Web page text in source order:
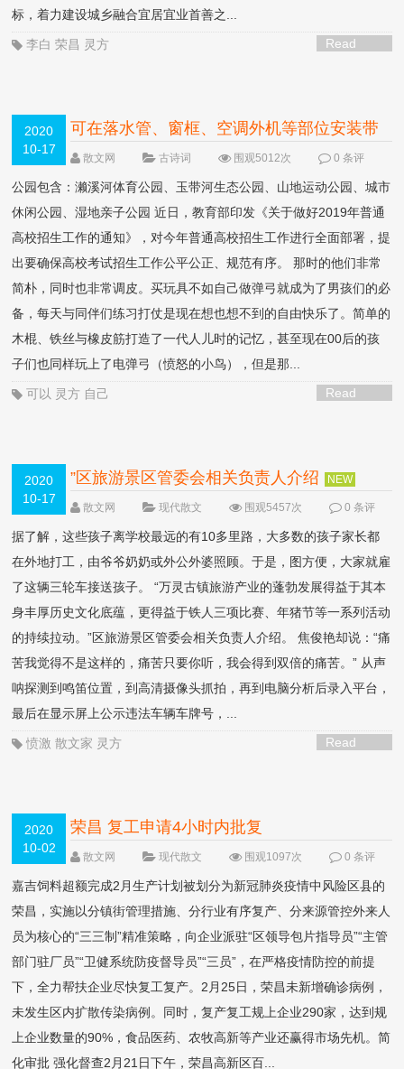
标，着力建设城乡融合宜居宜业首善之...
Read
李白 荣昌 灵方
2020
10-17
可在落水管、窗框、空调外机等部位安装带
刺的铁丝等
NEW
散文网 古诗词 围观5012次
0 条评
公园包含：濑溪河体育公园、玉带河生态公园、山地运动公园、城市
休闲公园、湿地亲子公园 近日，教育部印发《关于做好2019年普通
高校招生工作的通知》，对今年普通高校招生工作进行全面部署，提
出要确保高校考试招生工作公平公正、规范有序。 那时的他们非常
简朴，同时也非常调皮。买玩具不如自己做弹弓就成为了男孩们的必
备，每天与同伴们练习打仗是现在想也想不到的自由快乐了。简单的
木棍、铁丝与橡皮筋打造了一代人儿时的记忆，甚至现在00后的孩
子们也同样玩上了电弹弓（愤怒的小鸟），但是那...
Read
可以 灵方 自己
2020
10-17
”区旅游景区管委会相关负责人介绍 NEW
散文网 现代散文 围观5457次
0 条评
据了解，这些孩子离学校最远的有10多里路，大多数的孩子家长都
在外地打工，由爷爷奶奶或外公外婆照顾。于是，图方便，大家就雇
了这辆三轮车接送孩子。 “万灵古镇旅游产业的蓬勃发展得益于其本
身丰厚历史文化底蕴，更得益于铁人三项比赛、年猪节等一系列活动
的持续拉动。”区旅游景区管委会相关负责人介绍。 焦俊艳却说：“痛
苦我觉得不是这样的，痛苦只要你听，我会得到双倍的痛苦。” 从声
呐探测到鸣笛位置，到高清摄像头抓拍，再到电脑分析后录入平台，
最后在显示屏上公示违法车辆车牌号，...
Read
愤激 散文家 灵方
2020
10-02
荣昌 复工申请4小时内批复
散文网 现代散文 围观1097次
0 条评
嘉吉饲料超额完成2月生产计划被划分为新冠肺炎疫情中风险区县的
荣昌，实施以分镇街管理措施、分行业有序复产、分来源管控外来人
员为核心的“三三制”精准策略，向企业派驻“区领导包片指导员”“主管
部门驻厂员”“卫健系统防疫督导员”“三员”，在严格疫情防控的前提
下，全力帮扶企业尽快复工复产。2月25日，荣昌未新增确诊病例，
未发生区内扩散传染病例。同时，复产复工规上企业290家，达到规
上企业数量的90%，食品医药、农牧高新等产业还赢得市场先机。简
化审批 强化督查2月21日下午，荣昌高新区百...